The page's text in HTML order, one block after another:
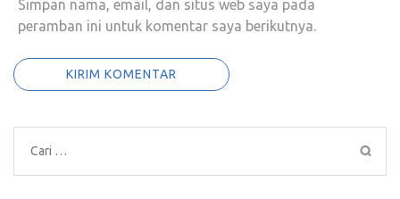
Simpan nama, email, dan situs web saya pada
peramban ini untuk komentar saya berikutnya.
Cari
untuk: